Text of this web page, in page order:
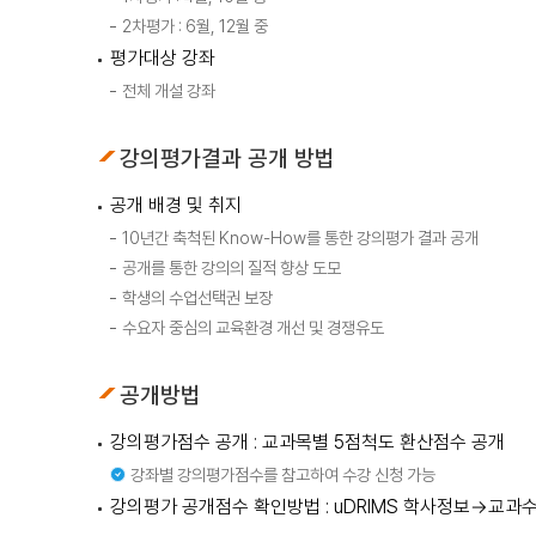
2차평가 : 6월, 12월 중
평가대상 강좌
전체 개설 강좌
강의평가결과 공개 방법
공개 배경 및 취지
10년간 축척된 Know-How를 통한 강의평가 결과 공개
공개를 통한 강의의 질적 향상 도모
학생의 수업선택권 보장
수요자 중심의 교육환경 개선 및 경쟁유도
공개방법
강의평가점수 공개 : 교과목별 5점척도 환산점수 공개
강좌별 강의평가점수를 참고하여 수강 신청 가능
강의평가 공개점수 확인방법 : uDRIMS 학사정보→교